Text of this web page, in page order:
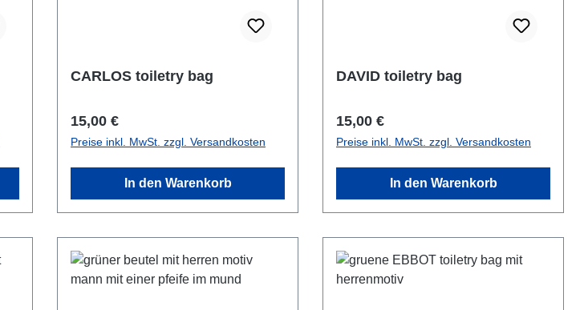
CARLOS toiletry bag
Regulärer Preis:
15,00 €
Preise inkl. MwSt. zzgl. Versandkosten
In den Warenkorb
DAVID toiletry bag
Regulärer Preis:
15,00 €
Preise inkl. MwSt. zzgl. Versandkosten
In den Warenkorb